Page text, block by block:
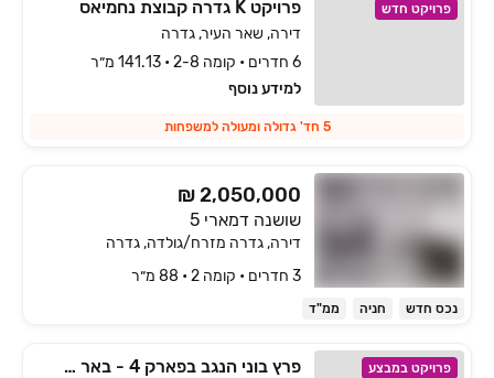
פרויקט חדש פרויקט K גדרה קבוצת נחמיאס
דירה, שאר העיר, גדרה
6 חדרים • קומה 2-8 • 141.13 מ״ר
למידע נוסף
5 חד' גדולה ומעולה למשפחות
₪ 2,050,000
שושנה דמארי 5
דירה, גדרה מזרח/גולדה, גדרה
3 חדרים • קומה ‎2‏ • 88 מ״ר
נכס חדש חניה ממ"ד
פרויקט במבצע פרץ בוני הנגב בפארק 4 - באר שבע